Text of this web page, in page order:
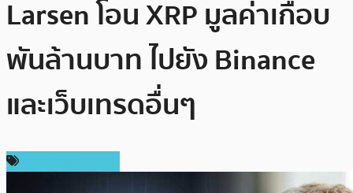
Larsen โอน XRP มูลค่าเกือบ
พันล้านบาท ไปยัง Binance
และเว็บเทรดอื่นๆ